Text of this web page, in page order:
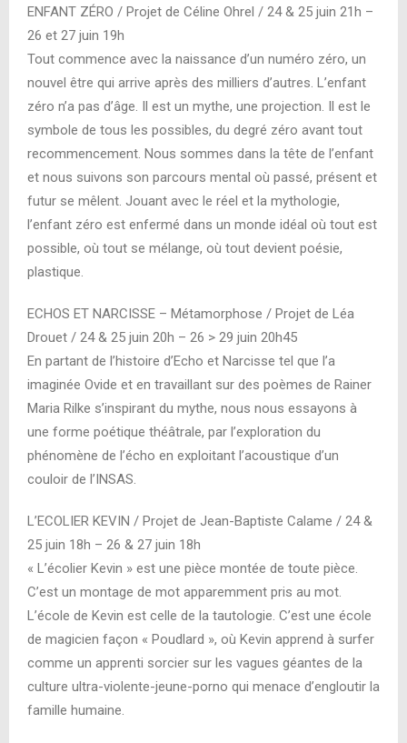
ENFANT ZÉRO / Projet de Céline Ohrel / 24 & 25 juin 21h –
26 et 27 juin 19h
Tout commence avec la naissance d’un numéro zéro, un
nouvel être qui arrive après des milliers d’autres. L’enfant
zéro n’a pas d’âge. Il est un mythe, une projection. Il est le
symbole de tous les possibles, du degré zéro avant tout
recommencement. Nous sommes dans la tête de l’enfant
et nous suivons son parcours mental où passé, présent et
futur se mêlent. Jouant avec le réel et la mythologie,
l’enfant zéro est enfermé dans un monde idéal où tout est
possible, où tout se mélange, où tout devient poésie,
plastique.
ECHOS ET NARCISSE – Métamorphose / Projet de Léa
Drouet / 24 & 25 juin 20h – 26 > 29 juin 20h45
En partant de l’histoire d’Echo et Narcisse tel que l’a
imaginée Ovide et en travaillant sur des poèmes de Rainer
Maria Rilke s’inspirant du mythe, nous nous essayons à
une forme poétique théâtrale, par l’exploration du
phénomène de l’écho en exploitant l’acoustique d’un
couloir de l’INSAS.
L’ECOLIER KEVIN / Projet de Jean-Baptiste Calame / 24 &
25 juin 18h – 26 & 27 juin 18h
« L’écolier Kevin » est une pièce montée de toute pièce.
C’est un montage de mot apparemment pris au mot.
L’école de Kevin est celle de la tautologie. C’est une école
de magicien façon « Poudlard », où Kevin apprend à surfer
comme un apprenti sorcier sur les vagues géantes de la
culture ultra-violente-jeune-porno qui menace d’engloutir la
famille humaine.